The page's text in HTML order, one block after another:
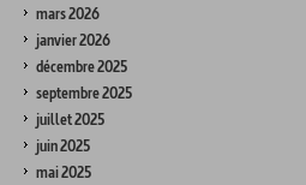
mars 2026
janvier 2026
décembre 2025
septembre 2025
juillet 2025
juin 2025
mai 2025